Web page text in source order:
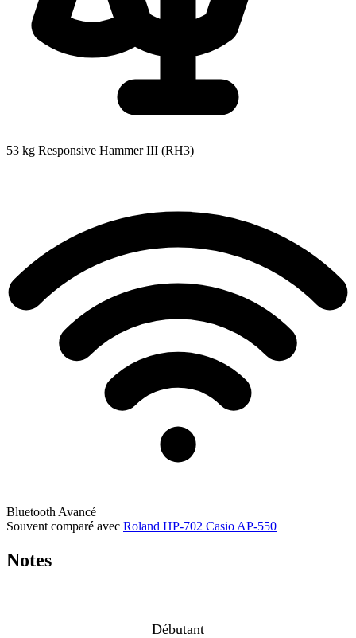
53 kg Responsive Hammer III (RH3)
Bluetooth Avancé
Souvent comparé avec Roland HP-702 Casio AP-550
Notes
Débutant